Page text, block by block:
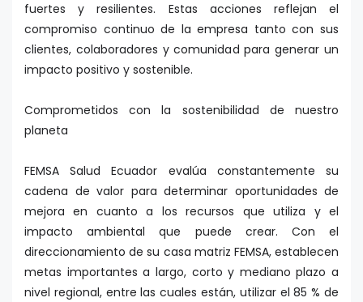
fuertes y resilientes. Estas acciones reflejan el
compromiso continuo de la empresa tanto con sus
clientes, colaboradores y comunidad para generar un
impacto positivo y sostenible.
Comprometidos con la sostenibilidad de nuestro
planeta
FEMSA Salud Ecuador evalúa constantemente su
cadena de valor para determinar oportunidades de
mejora en cuanto a los recursos que utiliza y el
impacto ambiental que puede crear. Con el
direccionamiento de su casa matriz FEMSA, establecen
metas importantes a largo, corto y mediano plazo a
nivel regional, entre las cuales están, utilizar el 85 % de